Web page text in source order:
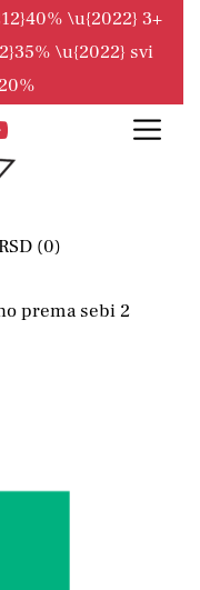
\u{2022} 3+
\u{2022} svi
(0)
prema sebi 2